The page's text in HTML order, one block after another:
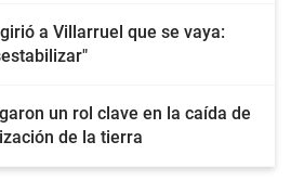
a Villarruel que se vaya:
un rol clave en la caída de
de la tierra